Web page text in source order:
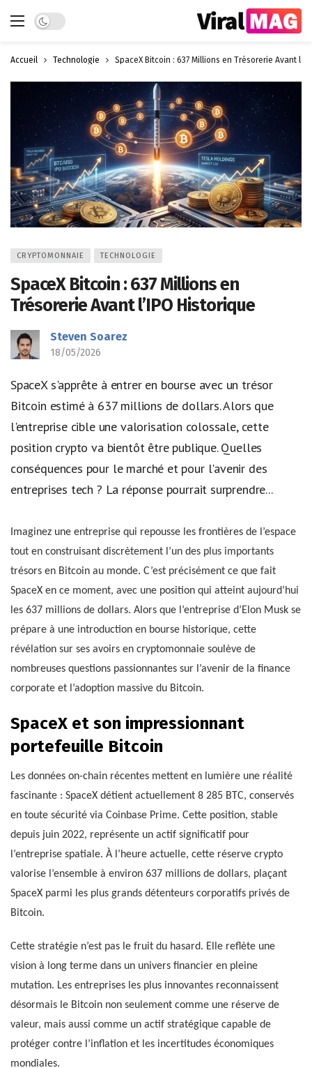
Dark mode
Accueil Technologie SpaceX Bitcoin : 637 Millions en Trésorerie Avant
CRYPTOMONNAIE TECHNOLOGIE
SpaceX Bitcoin : 637 Millions en
Trésorerie Avant l’IPO Historique
Steven Soarez
18/05/2026
SpaceX s'apprête à entrer en bourse avec un trésor
Bitcoin estimé à 637 millions de dollars. Alors que
l'entreprise cible une valorisation colossale, cette
position crypto va bientôt être publique. Quelles
conséquences pour le marché et pour l'avenir des
entreprises tech ? La réponse pourrait surprendre...
Imaginez une entreprise qui repousse les frontières de l’espace
tout en construisant discrètement l’un des plus importants
trésors en Bitcoin au monde. C’est précisément ce que fait
SpaceX en ce moment, avec une position qui atteint aujourd’hui
les 637 millions de dollars. Alors que l’entreprise d’Elon Musk se
prépare à une introduction en bourse historique, cette
révélation sur ses avoirs en cryptomonnaie soulève de
nombreuses questions passionnantes sur l’avenir de la finance
corporate et l’adoption massive du Bitcoin.
SpaceX et son impressionnant
portefeuille Bitcoin
Les données on-chain récentes mettent en lumière une réalité
fascinante : SpaceX détient actuellement 8 285 BTC, conservés
en toute sécurité via Coinbase Prime. Cette position, stable
depuis juin 2022, représente un actif significatif pour
l’entreprise spatiale. À l’heure actuelle, cette réserve crypto
valorise l’ensemble à environ 637 millions de dollars, plaçant
SpaceX parmi les plus grands détenteurs corporatifs privés de
Bitcoin.
Cette stratégie n’est pas le fruit du hasard. Elle reflète une
vision à long terme dans un univers financier en pleine
mutation. Les entreprises les plus innovantes reconnaissent
désormais le Bitcoin non seulement comme une réserve de
valeur, mais aussi comme un actif stratégique capable de
protéger contre l’inflation et les incertitudes économiques
mondiales.